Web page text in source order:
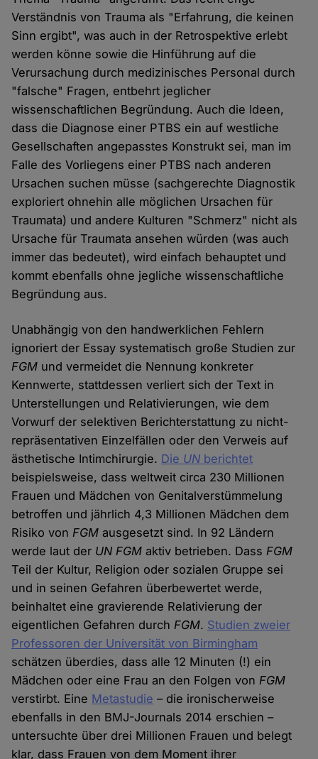
Verständnis von Trauma als "Erfahrung, die keinen
Sinn ergibt", was auch in der Retrospektive erlebt
werden könne sowie die Hinführung auf die
Verursachung durch medizinisches Personal durch
"falsche" Fragen, entbehrt jeglicher
wissenschaftlichen Begründung. Auch die Ideen,
dass die Diagnose einer PTBS ein auf westliche
Gesellschaften angepasstes Konstrukt sei, man im
Falle des Vorliegens einer PTBS nach anderen
Ursachen suchen müsse (sachgerechte Diagnostik
exploriert ohnehin alle möglichen Ursachen für
Traumata) und andere Kulturen "Schmerz" nicht als
Ursache für Traumata ansehen würden (was auch
immer das bedeutet), wird einfach behauptet und
kommt ebenfalls ohne jegliche wissenschaftliche
Begründung aus.
Unabhängig von den handwerklichen Fehlern
ignoriert der Essay systematisch große Studien zur
FGM und vermeidet die Nennung konkreter
Kennwerte, stattdessen verliert sich der Text in
Unterstellungen und Relativierungen, wie dem
Vorwurf der selektiven Berichterstattung zu nicht-
repräsentativen Einzelfällen oder den Verweis auf
ästhetische Intimchirurgie. Die UN berichtet
beispielsweise, dass weltweit circa 230 Millionen
Frauen und Mädchen von Genitalverstümmelung
betroffen und jährlich 4,3 Millionen Mädchen dem
Risiko vonFGM ausgesetzt sind. In 92 Ländern
werde laut der UN FGMaktiv betrieben. DassFGM
Teil der Kultur, Religion oder sozialen Gruppe sei
und in seinen Gefahren überbewertet werde,
beinhaltet eine gravierende Relativierung der
eigentlichen Gefahren durchFGM. Studien zweier
Professoren der Universität von Birmingham
schätzen überdies, dass alle 12 Minuten (!) ein
Mädchen oder eine Frau an den Folgen vonFGM
verstirbt. Eine Metastudie – die ironischerweise
ebenfalls in den BMJ-Journals 2014 erschien –
untersuchte über drei Millionen Frauen und belegt
klar, dass Frauen von dem Moment ihrer